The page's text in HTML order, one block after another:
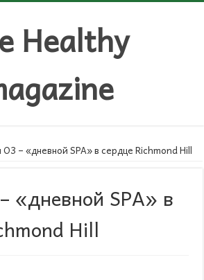
– «дневной SPA» в сердце Richmond Hill
«дневной SPA» в
Hill